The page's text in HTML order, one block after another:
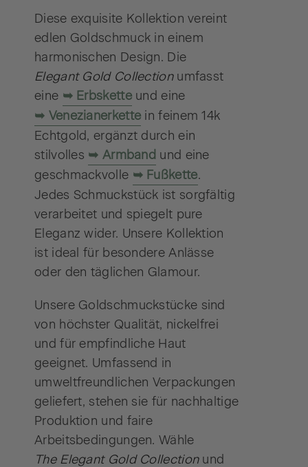
Diese exquisite Kollektion vereint
edlen Goldschmuck in einem
harmonischen Design. Die
Elegant Gold Collectionumfasst
eine
Erbsketteund eine
Venezianerkette in feinem 14k
Echtgold, ergänzt durch ein
stilvolles
Armband und eine
geschmackvolle
Fußkette.
Jedes Schmuckstück ist sorgfältig
verarbeitet und spiegelt pure
Eleganz wider. Unsere Kollektion
ist ideal für besondere Anlässe
oder den täglichen Glamour.
Unsere Goldschmuckstücke sind
von höchster Qualität, nickelfrei
und für empfindliche Haut
geeignet. Umfassend in
umweltfreundlichen Verpackungen
geliefert, stehen sie für nachhaltige
Produktion und faire
Arbeitsbedingungen. Wähle
The Elegant Gold Collectionund